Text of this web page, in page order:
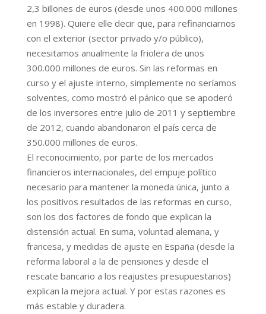
2,3 billones de euros (desde unos 400.000 millones
en 1998). Quiere elle decir que, para refinanciarnos
con el exterior (sector privado y/o público),
necesitamos anualmente la friolera de unos
300.000 millones de euros. Sin las reformas en
curso y el ajuste interno, simplemente no seríamos
solventes, como mostró el pánico que se apoderó
de los inversores entre julio de 2011 y septiembre
de 2012, cuando abandonaron el país cerca de
350.000 millones de euros.
El reconocimiento, por parte de los mercados
financieros internacionales, del empuje político
necesario para mantener la moneda única, junto a
los positivos resultados de las reformas en curso,
son los dos factores de fondo que explican la
distensión actual. En suma, voluntad alemana, y
francesa, y medidas de ajuste en España (desde la
reforma laboral a la de pensiones y desde el
rescate bancario a los reajustes presupuestarios)
explican la mejora actual. Y por estas razones es
más estable y duradera.